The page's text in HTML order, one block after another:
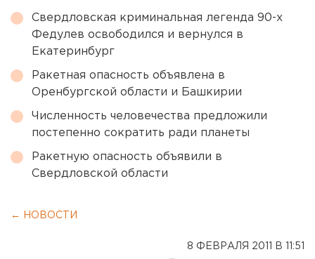
Свердловская криминальная легенда 90-х
Федулев освободился и вернулся в
Екатеринбург
Ракетная опасность объявлена в
Оренбургской области и Башкирии
Численность человечества предложили
постепенно сократить ради планеты
Ракетную опасность объявили в
Свердловской области
← НОВОСТИ
8 ФЕВРАЛЯ 2011 В 11:51